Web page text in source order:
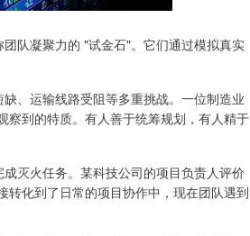
队凝聚力的 "试金石"。它们通过模拟真实
、运输线路受阻等多重挑战。一位制造业
察到的特质。有人善于统筹规划，有人精于
灭火任务。某科技公司的项目负责人评价
化到了日常的项目协作中，现在团队遇到
指 14311.01 200.89